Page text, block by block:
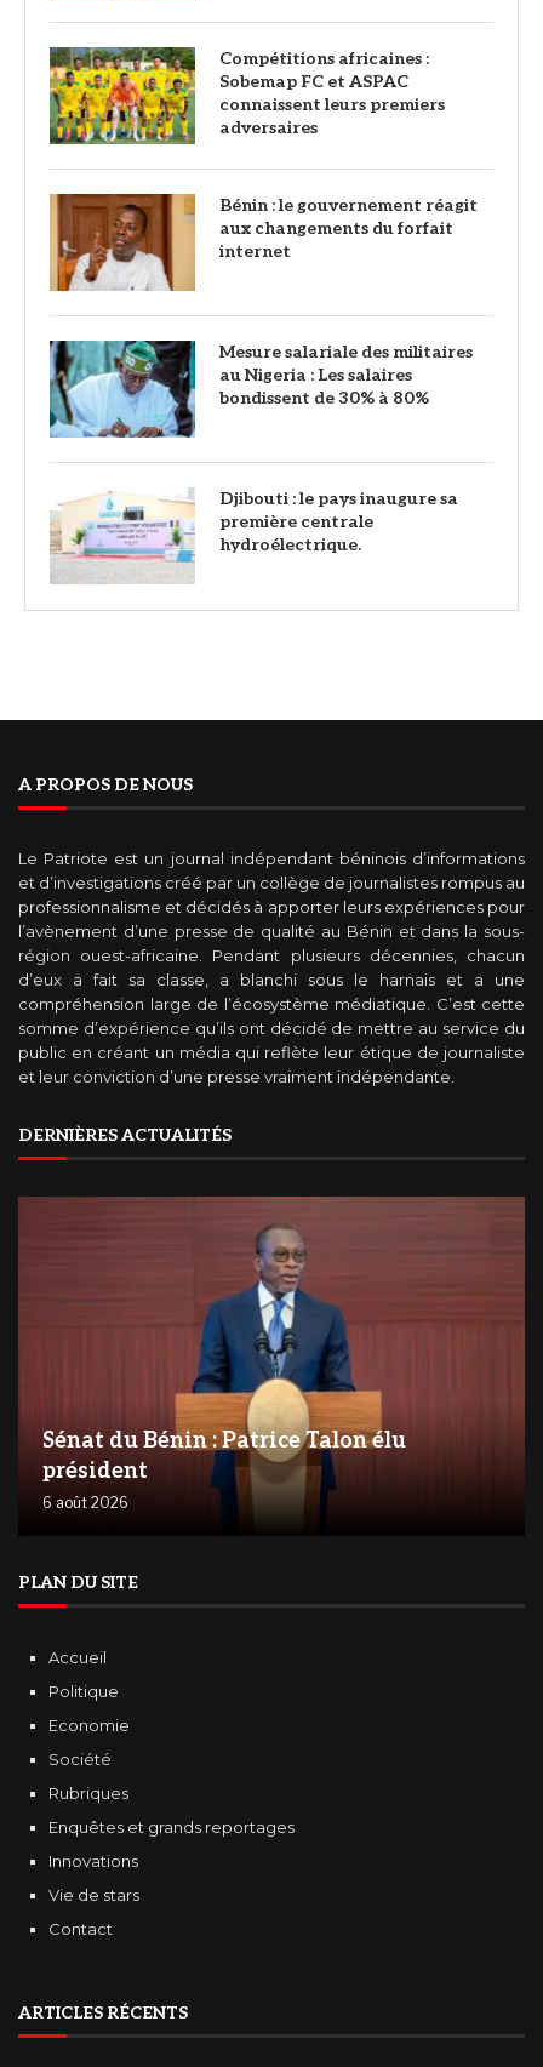
Compétitions africaines :
Sobemap FC et ASPAC
connaissent leurs premiers
adversaires
Bénin : le gouvernement réagit
aux changements du forfait
internet
Mesure salariale des militaires
au Nigeria : Les salaires
bondissent de 30% à 80%
Djibouti : le pays inaugure sa
première centrale
hydroélectrique.
A PROPOS DE NOUS
Le Patriote est un journal indépendant béninois d’informations
et d’investigations créé par un collège de journalistes rompus au
professionnalisme et décidés à apporter leurs expériences pour
l’avènement d’une presse de qualité au Bénin et dans la sous-
région ouest-africaine. Pendant plusieurs décennies, chacun
d’eux a fait sa classe, a blanchi sous le harnais et a une
compréhension large de l’écosystème médiatique. C’est cette
somme d’expérience qu’ils ont décidé de mettre au service du
public en créant un média qui reflète leur étique de journaliste
et leur conviction d’une presse vraiment indépendante.
DERNIÈRES ACTUALITÉS
Sénat du Bénin : Patrice Talon élu
président
6 août 2026
PLAN DU SITE
Accueil
Politique
Economie
Société
Rubriques
Enquêtes et grands reportages
Innovations
Vie de stars
Contact
ARTICLES RÉCENTS